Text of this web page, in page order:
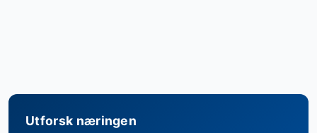
Utforsk næringen